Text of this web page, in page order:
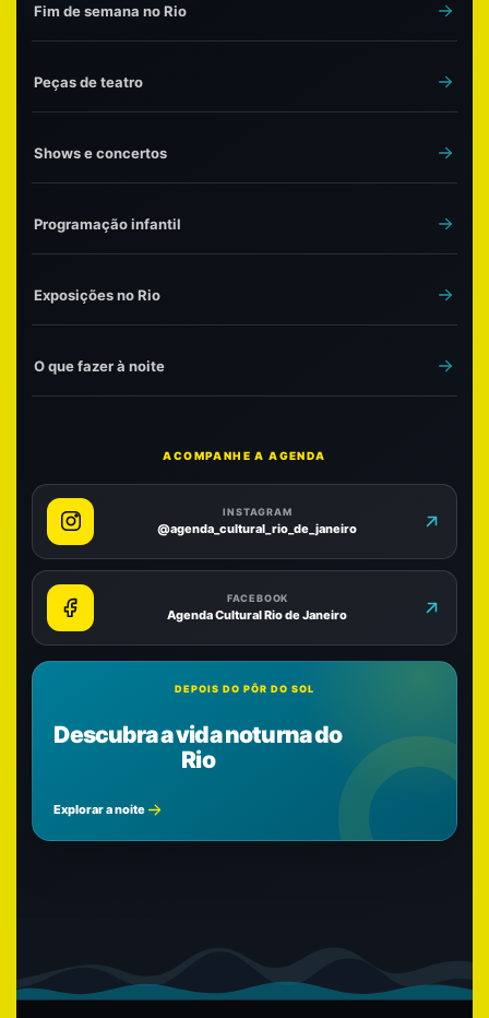
Fim de semana no Rio
Peças de teatro
Shows e concertos
Programação infantil
Exposições no Rio
O que fazer à noite
ACOMPANHE A AGENDA
INSTAGRAM
@agenda_cultural_rio_de_janeiro
FACEBOOK
Agenda Cultural Rio de Janeiro
DEPOIS DO PÔR DO SOL
Descubra a vida noturna do
Rio
Explorar a noite